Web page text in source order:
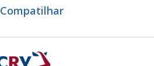
Compatilhar